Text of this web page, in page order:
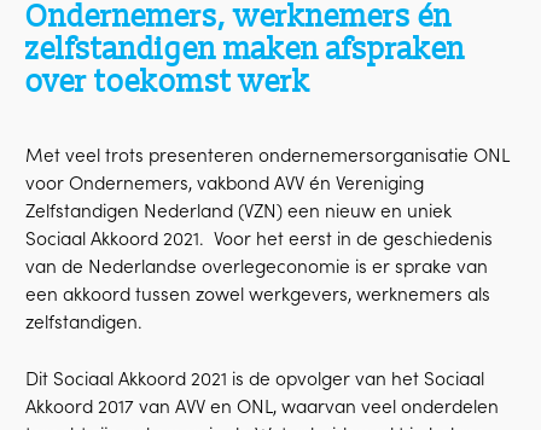
Ondernemers, werknemers én
zelfstandigen maken afspraken
over toekomst werk
Met veel trots presenteren ondernemersorganisatie ONL
voor Ondernemers, vakbond AVV én Vereniging
Zelfstandigen Nederland (VZN) een nieuw en uniek
Sociaal Akkoord 2021. Voor het eerst in de geschiedenis
van de Nederlandse overlegeconomie is er sprake van
een akkoord tussen zowel werkgevers, werknemers als
zelfstandigen.
Dit Sociaal Akkoord 2021 is de opvolger van het Sociaal
Akkoord 2017 van AVV en ONL, waarvan veel onderdelen